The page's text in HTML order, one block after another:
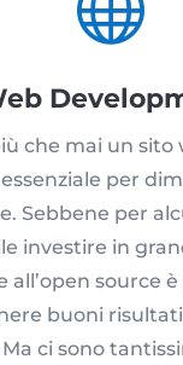
che mai un sito
per
Sebbene per
investire in
all’open source
buoni risultati
ci sono